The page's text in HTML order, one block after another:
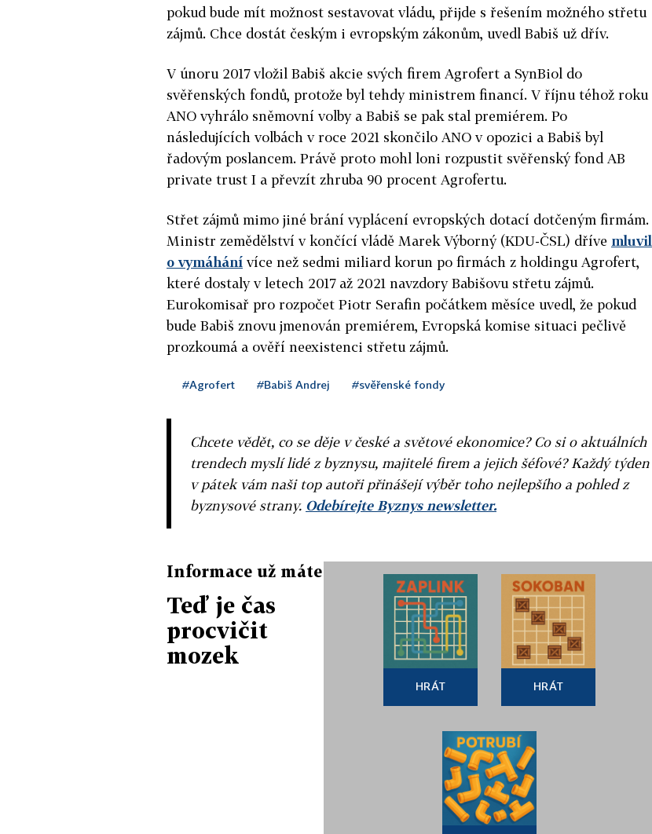
pokud bude mít možnost sestavovat vládu, přijde s řešením možného střetu
zájmů. Chce dostát českým i evropským zákonům, uvedl Babiš už dřív.
V únoru 2017 vložil Babiš akcie svých firem Agrofert a SynBiol do
svěřenských fondů, protože byl tehdy ministrem financí. V říjnu téhož roku
ANO vyhrálo sněmovní volby a Babiš se pak stal premiérem. Po
následujících volbách v roce 2021 skončilo ANO v opozici a Babiš byl
řadovým poslancem. Právě proto mohl loni rozpustit svěřenský fond AB
private trust I a převzít zhruba 90 procent Agrofertu.
Střet zájmů mimo jiné brání vyplácení evropských dotací dotčeným firmám.
Ministr zemědělství v končící vládě Marek Výborný (KDU-ČSL) dříve mluvil
o vymáhání více než sedmi miliard korun po firmách z holdingu Agrofert,
které dostaly v letech 2017 až 2021 navzdory Babišovu střetu zájmů.
Eurokomisař pro rozpočet Piotr Serafin počátkem měsíce uvedl, že pokud
bude Babiš znovu jmenován premiérem, Evropská komise situaci pečlivě
prozkoumá a ověří neexistenci střetu zájmů.
#Agrofert #Babiš Andrej #svěřenské fondy
Chcete vědět, co se děje v české a světové ekonomice? Co si o aktuálních
trendech myslí lidé z byznysu, majitelé firem a jejich šéfové? Každý týden
v pátek vám naši top autoři přinášejí výběr toho nejlepšího a pohled z
byznysové strany. Odebírejte Byznys newsletter.
Informace už máte
Teď je čas
procvičit
mozek
HRÁT HRÁT